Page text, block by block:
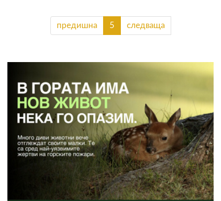
предишна 5 следваща